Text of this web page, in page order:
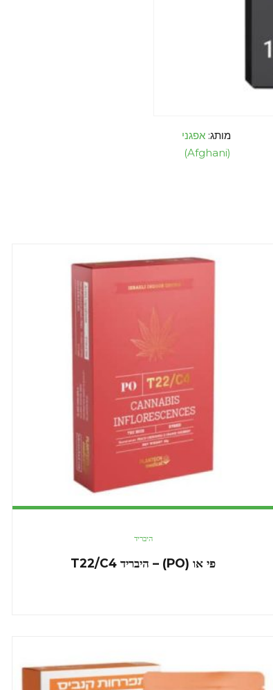
מותג: אפגני
(Afghani)
היבריד
פי או (PO) – היבריד T22/C4